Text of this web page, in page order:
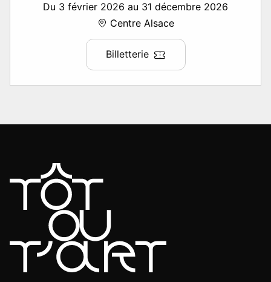
Du 3 février 2026 au 31 décembre 2026
Centre Alsace
Billetterie